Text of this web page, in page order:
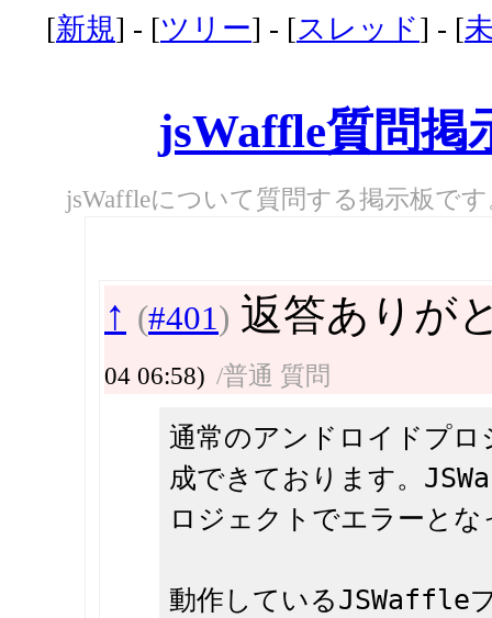
[新規] - [ツリー] - [スレッド] - [
jsWaffle質問掲
jsWaffleについて質問する掲示板で
↑ (#401) 返答ありが
04 06:58) /普通 質問
通常のアンドロイドプロ
成できております。
ロジェクトでエラーと
動作しているJSWaffle